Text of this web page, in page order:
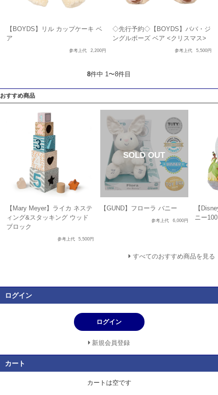
【BOYDS】リル カップケーキ ベ
ア
参考上代 2,200円
◇先行予約◇【BOYDS】ババ・ジ
ングルポーズ ベア <クリスマス>
参考上代 5,500円
8件中 1〜8件目
おすすめ商品
【Mary Meyer】ライカ ネステ
ィング&スタッキング ウッド
ブロック
参考上代 5,500円
【GUND】フローラ バニー
参考上代 6,000円
【
ニー
すべてのおすすめ商品を見る
ログイン
ログイン
新規会員登録
カート
カートは空です